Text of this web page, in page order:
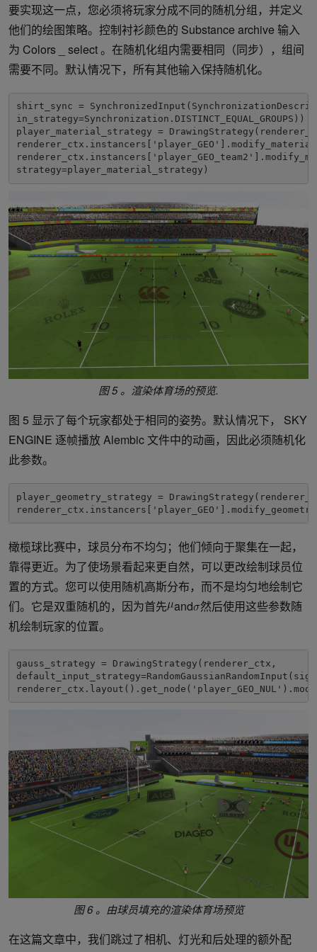
要实现这一点，您必须将玩家分成不同的随机分组，并定义
他们的绘图策略。控制衬衫颜色的 Substance archive 输入
为 Colors _ select 。在随机化组内需要相同（同步），组间
需要不同。默认情况下，所有其他输入保持随机化。
shirt_sync =
in_strategy=Synchronization.DISTINCT_EQUAL_GROUPS))
player_material_strategy =
图 5 。渲染体育场的预览.
图 5 显示了每个玩家都处于相同的姿势。默认情况下， SKY
ENGINE 逐帧播放 Alembic 文件中的动画，因此必须随机化
此参数。
player_geometry_strategy =
橄榄球比赛中，球员分布不均匀；他们倾向于聚集在一起，
靠得更近。为了使场景看起来更自然，可以更改绘制球员位
置的方式。您可以使用随机高斯分布，而不是均匀地绘制它
们。它是双重随机的，因为首先 and 然后使用这些参数随
机绘制玩家的位置。
gauss_strategy = DrawingStrategy(renderer_ctx,
图 6 。由球员填充的渲染体育场预览
在这篇文章中，我们跳过了相机、灯光和后处理的额外配